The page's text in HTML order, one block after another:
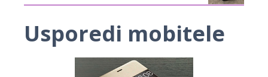
Usporedi mobitele